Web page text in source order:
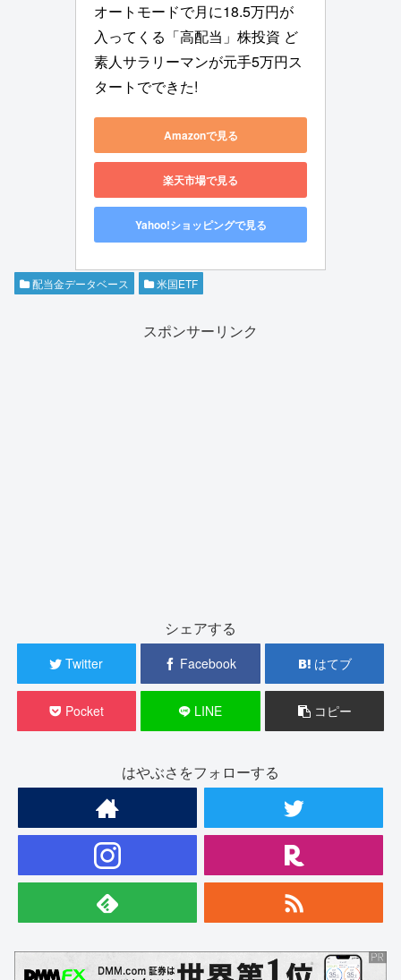
オートモードで月に18.5万円が
入ってくる「高配当」株投資 ど
素人サラリーマンが元手5万円ス
タートでできた!
Amazonで見る
楽天市場で見る
Yahoo!ショッピングで見る
配当金データベース 米国ETF
スポンサーリンク
シェアする
Twitter Facebook はてブ
Pocket LINE コピー
はやぶさをフォローする